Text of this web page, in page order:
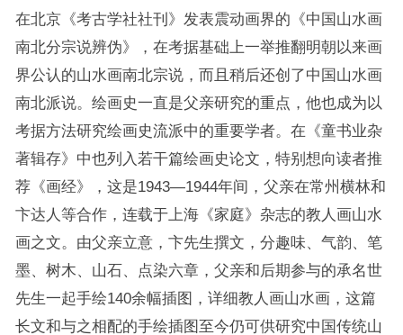
在北京《考古学社社刊》发表震动画界的《中国山水画
南北分宗说辨伪》，在考据基础上一举推翻明朝以来画
界公认的山水画南北宗说，而且稍后还创了中国山水画
南北派说。绘画史一直是父亲研究的重点，他也成为以
考据方法研究绘画史流派中的重要学者。在《童书业杂
著辑存》中也列入若干篇绘画史论文，特别想向读者推
荐《画经》，这是1943—1944年间，父亲在常州横林和
卞达人等合作，连载于上海《家庭》杂志的教人画山水
画之文。由父亲立意，卞先生撰文，分趣味、气韵、笔
墨、树木、山石、点染六章，父亲和后期参与的承名世
先生一起手绘140余幅插图，详细教人画山水画，这篇
长文和与之相配的手绘插图至今仍可供研究中国传统山